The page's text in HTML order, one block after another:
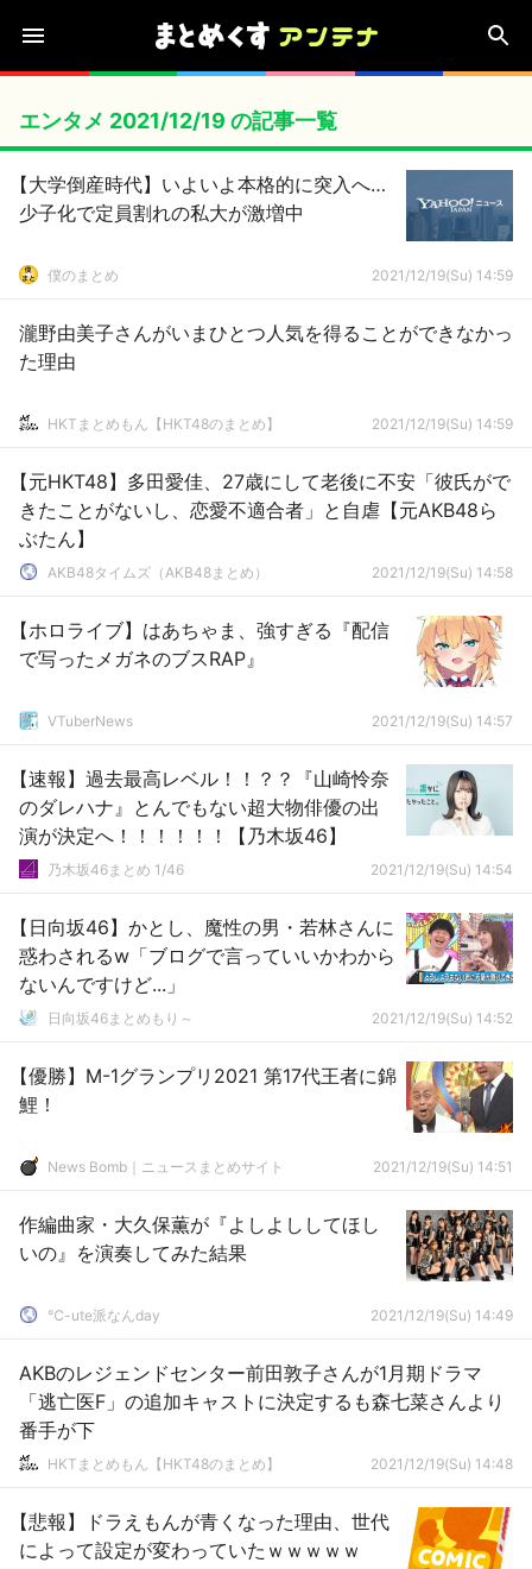
エンタメ 2021/12/19 の記事一覧
【大学倒産時代】いよいよ本格的に突入へ…
少子化で定員割れの私大が激増中
僕のまとめ 2021/12/19(Su) 14:59
瀧野由美子さんがいまひとつ人気を得ることができなかっ
た理由
HKTまとめもん【HKT48のまとめ】 2021/12/19(Su) 14:59
【元HKT48】多田愛佳、27歳にして老後に不安「彼氏がで
きたことがないし、恋愛不適合者」と自虐【元AKB48ら
ぶたん】
AKB48タイムズ（AKB48まとめ） 2021/12/19(Su) 14:58
【ホロライブ】はあちゃま、強すぎる『配信
で写ったメガネのブスRAP』
VTuberNews 2021/12/19(Su) 14:57
【速報】過去最高レベル！！？？『山崎怜奈
のダレハナ』とんでもない超大物俳優の出
演が決定へ！！！！！！【乃木坂46】
乃木坂46まとめ 1/46 2021/12/19(Su) 14:54
【日向坂46】かとし、魔性の男・若林さんに
惑わされるw「ブログで言っていいかわから
ないんですけど...」
日向坂46まとめもり～ 2021/12/19(Su) 14:52
【優勝】M-1グランプリ2021 第17代王者に錦
鯉！
News Bomb｜ニュースまとめサイト 2021/12/19(Su) 14:51
作編曲家・大久保薫が『よしよししてほし
いの』を演奏してみた結果
℃-ute派なんday 2021/12/19(Su) 14:49
AKBのレジェンドセンター前田敦子さんが1月期ドラマ
「逃亡医F」の追加キャストに決定するも森七菜さんより
番手が下
HKTまとめもん【HKT48のまとめ】 2021/12/19(Su) 14:48
【悲報】ドラえもんが青くなった理由、世代
によって設定が変わっていたｗｗｗｗｗ